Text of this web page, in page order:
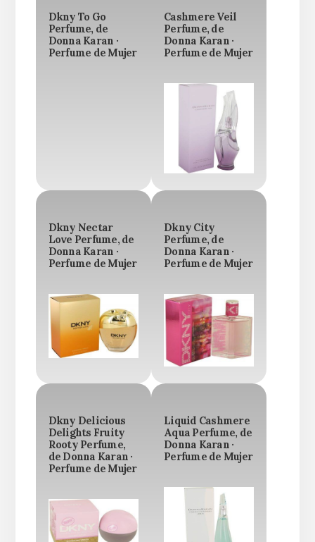
Dkny To Go
Perfume, de
Donna Karan ·
Perfume de Mujer
Cashmere Veil
Perfume, de
Donna Karan ·
Perfume de Mujer
Dkny Nectar
Love Perfume, de
Donna Karan ·
Perfume de Mujer
Dkny City
Perfume, de
Donna Karan ·
Perfume de Mujer
Dkny Delicious
Delights Fruity
Rooty Perfume,
de Donna Karan ·
Perfume de Mujer
Liquid Cashmere
Aqua Perfume, de
Donna Karan ·
Perfume de Mujer